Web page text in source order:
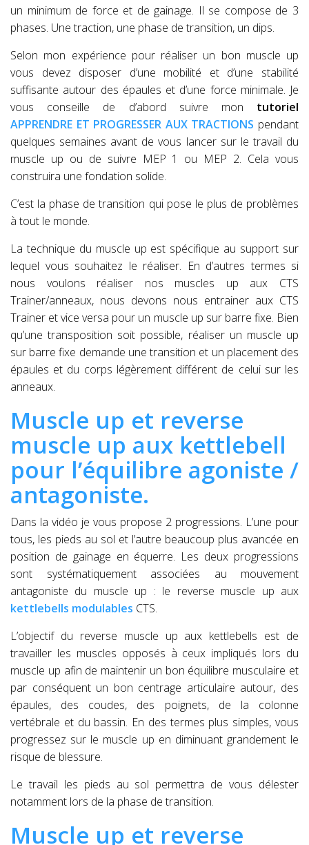
un minimum de force et de gainage. Il se compose de 3
phases. Une traction, une phase de transition, un dips.
Selon mon expérience pour réaliser un bon muscle up
vous devez disposer d’une mobilité et d’une stabilité
suffisante autour des épaules et d’une force minimale. Je
vous conseille de d’abord suivre mon tutoriel
APPRENDRE ET PROGRESSER AUX TRACTIONS pendant
quelques semaines avant de vous lancer sur le travail du
muscle up ou de suivre MEP 1 ou MEP 2. Cela vous
construira une fondation solide.
C’est la phase de transition qui pose le plus de problèmes
à tout le monde.
La technique du muscle up est spécifique au support sur
lequel vous souhaitez le réaliser. En d’autres termes si
nous voulons réaliser nos muscles up aux CTS
Trainer/anneaux, nous devons nous entrainer aux CTS
Trainer et vice versa pour un muscle up sur barre fixe. Bien
qu’une transposition soit possible, réaliser un muscle up
sur barre fixe demande une transition et un placement des
épaules et du corps légèrement différent de celui sur les
anneaux.
Muscle up et reverse
muscle up aux kettlebell
pour l’équilibre agoniste /
antagoniste.
Dans la vidéo je vous propose 2 progressions. L’une pour
tous, les pieds au sol et l’autre beaucoup plus avancée en
position de gainage en équerre. Les deux progressions
sont systématiquement associées au mouvement
antagoniste du muscle up : le reverse muscle up aux
kettlebells modulables CTS.
L’objectif du reverse muscle up aux kettlebells est de
travailler les muscles opposés à ceux impliqués lors du
muscle up afin de maintenir un bon équilibre musculaire et
par conséquent un bon centrage articulaire autour, des
épaules, des coudes, des poignets, de la colonne
vertébrale et du bassin. En des termes plus simples, vous
progressez sur le muscle up en diminuant grandement le
risque de blessure.
Le travail les pieds au sol permettra de vous délester
notamment lors de la phase de transition.
Muscle up et reverse